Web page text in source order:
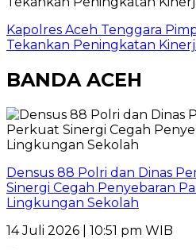
Kapolres Aceh Tenggara
Tekankan Peningkatan
BANDA ACEH
Densus 88 Polri dan Dinas
Sinergi Cegah Penyebaran
Lingkungan Sekolah
14 Juli 2026 | 10:51 pm WIB